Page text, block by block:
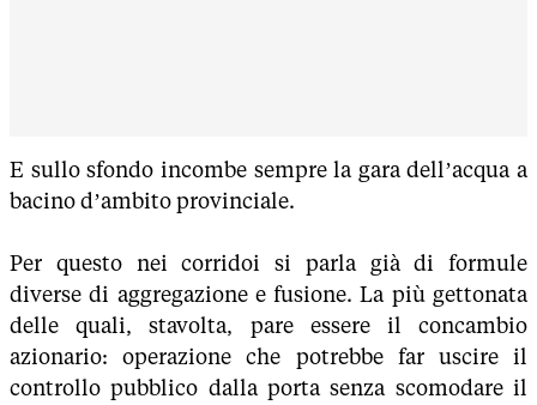
E sullo sfondo incombe sempre la gara dell’acqua a
bacino d’ambito provinciale.
Per questo nei corridoi si parla già di formule
diverse di aggregazione e fusione. La più gettonata
delle quali, stavolta, pare essere il concambio
azionario: operazione che potrebbe far uscire il
controllo pubblico dalla porta senza scomodare il